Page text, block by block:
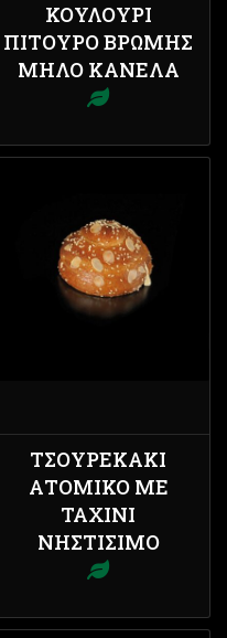
ΚΟΥΛΟΎΡΙ
ΠΊΤΟΥΡΟ ΒΡΏΜΗΣ
ΜΉΛΟ ΚΑΝΈΛΑ
ΤΣΟΥΡΕΚΆΚΙ
ΑΤΟΜΙΚΌ ΜΕ
ΤΑΧΊΝΙ
ΝΗΣΤΊΣΙΜΟ